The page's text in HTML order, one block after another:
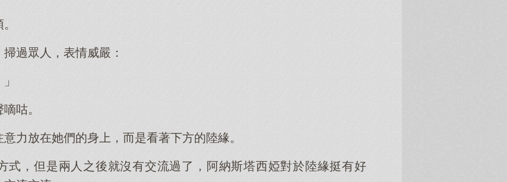
過眾人，表情威嚴：
咕。
力放在她們的身上，而是看著下方的陸緣。
式，但是兩人之後就沒有交流過了，阿納斯塔西婭對於陸緣挺有好